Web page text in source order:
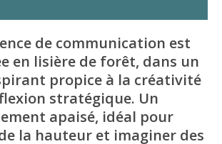
de communication est
en lisière de forêt, dans un
propice à la créativité
stratégique. Un
apaisé, idéal pour
la hauteur et imaginer des